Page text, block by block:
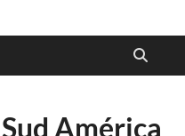
América